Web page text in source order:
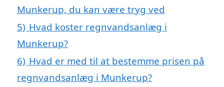
Munkerup, du kan være tryg ved
5) Hvad koster regnvandsanlæg i
Munkerup?
6) Hvad er med til at bestemme prisen på
regnvandsanlæg i Munkerup?